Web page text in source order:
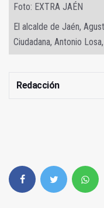
Foto: EXTRA JAÉN
El alcalde de Jaén,
Ciudadana, Antonio
Redacción